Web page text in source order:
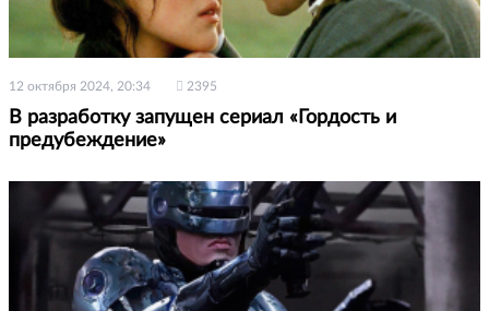
12 октября 2024, 20:34 2395
В разработку запущен сериал «Гордость и
предубеждение»